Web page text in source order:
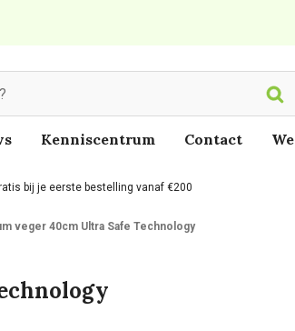
Kenniscentrum Contact
bij je eerste bestelling vanaf €200
veger 40cm Ultra Safe Technology